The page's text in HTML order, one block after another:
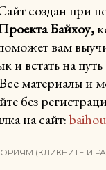
создан при
Байхоу,
вам
и встать на путь
материалы и
без
на сайт: